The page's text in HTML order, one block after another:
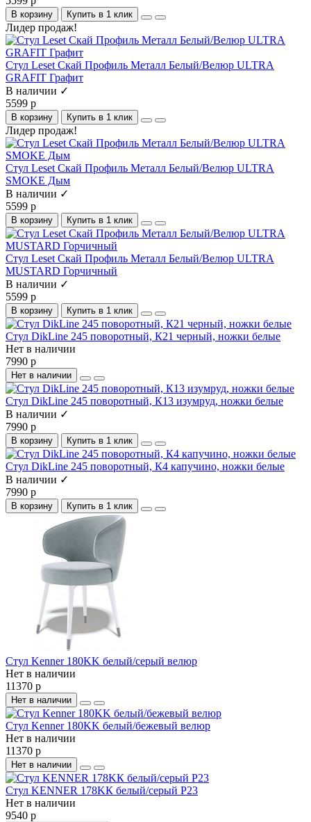
В корзину Купить в 1 клик
Лидер продаж!
Стул Leset Скай Профиль Металл Белый/Велюр ULTRA
GRAFIT Графит
В наличии ✓
5599 р
В корзину Купить в 1 клик
Лидер продаж!
Стул Leset Скай Профиль Металл Белый/Велюр ULTRA
SMOKE Дым
В наличии ✓
5599 р
В корзину Купить в 1 клик
Стул Leset Скай Профиль Металл Белый/Велюр ULTRA
MUSTARD Горчичный
В наличии ✓
5599 р
В корзину Купить в 1 клик
Стул DikLine 245 поворотный, К21 черный, ножки белые
Нет в наличии
7990 р
Нет в наличии
Стул DikLine 245 поворотный, К13 изумруд, ножки белые
В наличии ✓
7990 р
В корзину Купить в 1 клик
Стул DikLine 245 поворотный, К4 капучино, ножки белые
В наличии ✓
7990 р
В корзину Купить в 1 клик
Стул Kenner 180KK белый/серый велюр
Нет в наличии
11370 р
Нет в наличии
Стул Kenner 180KK белый/бежевый велюр
Нет в наличии
11370 р
Нет в наличии
Стул KENNER 178KК белый/серый Р23
Нет в наличии
9540 р